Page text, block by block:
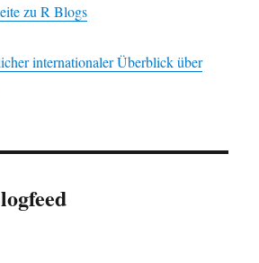
zu R Blogs
internationaler Überblick über